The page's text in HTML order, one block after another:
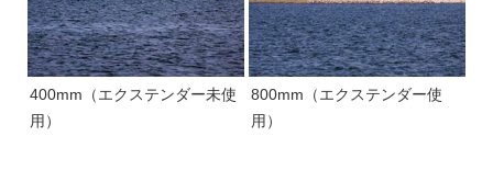
400mm（エクステンダー未使
用）
800mm（エクステンダー使
用）